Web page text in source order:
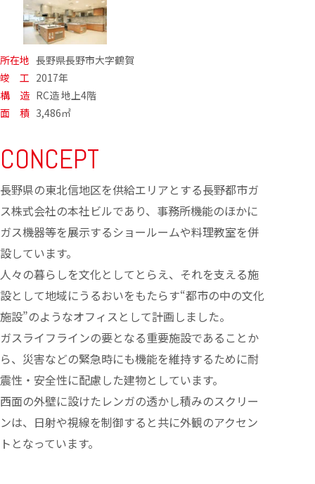
所在地 長野県長野市大字鶴賀
竣 工 2017年
構 造 RC造 地上4階
面 積 3,486㎡
CONCEPT
長野県の東北信地区を供給エリアとする長野都市ガ
ス株式会社の本社ビルであり、事務所機能のほかに
ガス機器等を展示するショールームや料理教室を併
設しています。
人々の暮らしを文化としてとらえ、それを支える施
設として地域にうるおいをもたらす“都市の中の文化
施設”のようなオフィスとして計画しました。
ガスライフラインの要となる重要施設であることか
ら、災害などの緊急時にも機能を維持するために耐
震性・安全性に配慮した建物としています。
西面の外壁に設けたレンガの透かし積みのスクリー
ンは、日射や視線を制御すると共に外観のアクセン
トとなっています。